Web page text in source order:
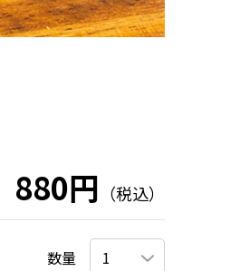
880円 （税込）
数量